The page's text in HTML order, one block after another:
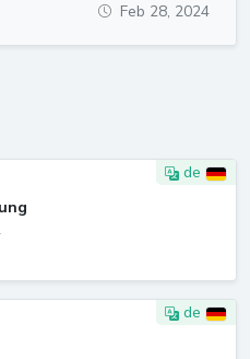
Feb 28, 2024
de
de